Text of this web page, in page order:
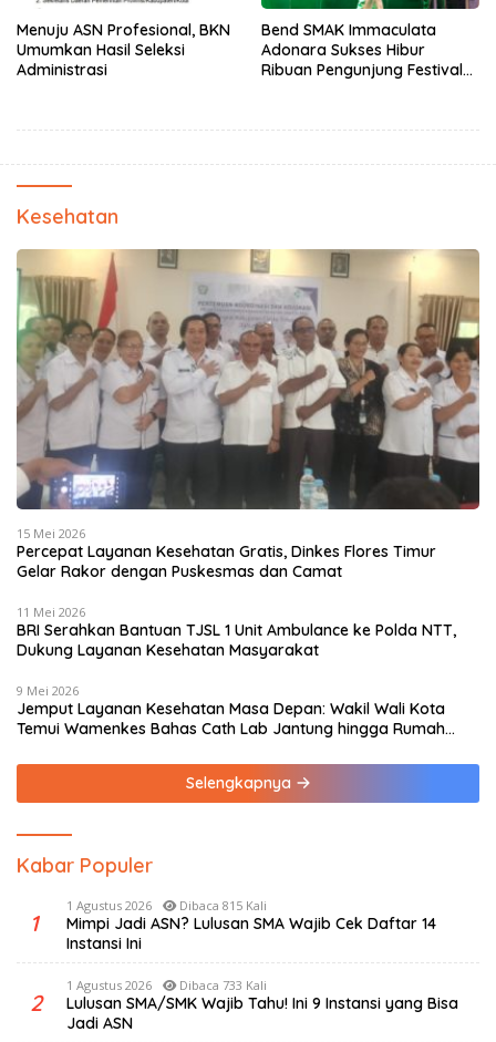
Menuju ASN Profesional, BKN
Umumkan Hasil Seleksi
Administrasi
Bend SMAK Immaculata
Adonara Sukses Hibur
Ribuan Pengunjung Festival
Kesehatan
15 Mei 2026
Percepat Layanan Kesehatan Gratis, Dinkes Flores Timur
Gelar Rakor dengan Puskesmas dan Camat
11 Mei 2026
BRI Serahkan Bantuan TJSL 1 Unit Ambulance ke Polda NTT,
Dukung Layanan Kesehatan Masyarakat
9 Mei 2026
Jemput Layanan Kesehatan Masa Depan: Wakil Wali Kota
Temui Wamenkes Bahas Cath Lab Jantung hingga Rumah
Selengkapnya
Kabar Populer
1
1 Agustus 2026 Dibaca 815 Kali
Mimpi Jadi ASN? Lulusan SMA Wajib Cek Daftar 14
Instansi Ini
2
1 Agustus 2026 Dibaca 733 Kali
Lulusan SMA/SMK Wajib Tahu! Ini 9 Instansi yang Bisa
Jadi ASN